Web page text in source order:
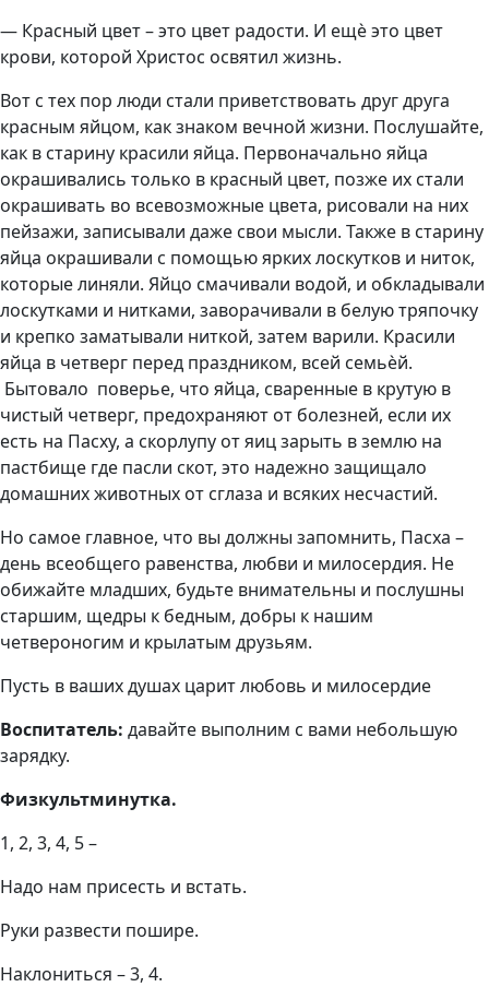
— Красный цвет – это цвет радости. И ещѐэто цвет
крови, которой Христос освятил жизнь.
Вот с тех пор люди стали приветствовать друг друга
красным яйцом, как знаком вечной жизни. Послушайте,
как в старину красили яйца. Первоначально яйца
окрашивались только в красный цвет, позже их стали
окрашивать во всевозможные цвета, рисовали на них
пейзажи, записывали даже свои мысли. Также в старину
яйца окрашивали с помощью ярких лоскутков и ниток,
которые линяли. Яйцо смачивали водой, и обкладывали
лоскутками и нитками, заворачивали в белую тряпочку
и крепко заматывали ниткой, затем варили. Красили
яйца в четверг перед праздником, всей семьѐй.
Бытовало поверье, что яйца, сваренные в крутую в
чистый четверг, предохраняют от болезней, если их
есть на Пасху, а скорлупу от яиц зарыть в землю на
пастбище где пасли скот, это надежно защищало
домашних животных от сглаза и всяких несчастий.
Но самое главное, что вы должны запомнить, Пасха –
день всеобщего равенства, любви и милосердия. Не
обижайте младших, будьте внимательны и послушны
старшим, щедры к бедным, добры к нашим
четвероногим и крылатым друзьям.
Пусть в ваших душах царит любовь и милосердие
Воспитатель: давайте выполним с вами небольшую
зарядку.
Физкультминутка.
1, 2, 3, 4, 5 –
Надо нам присесть и встать.
Руки развести пошире.
Наклониться – 3, 4.